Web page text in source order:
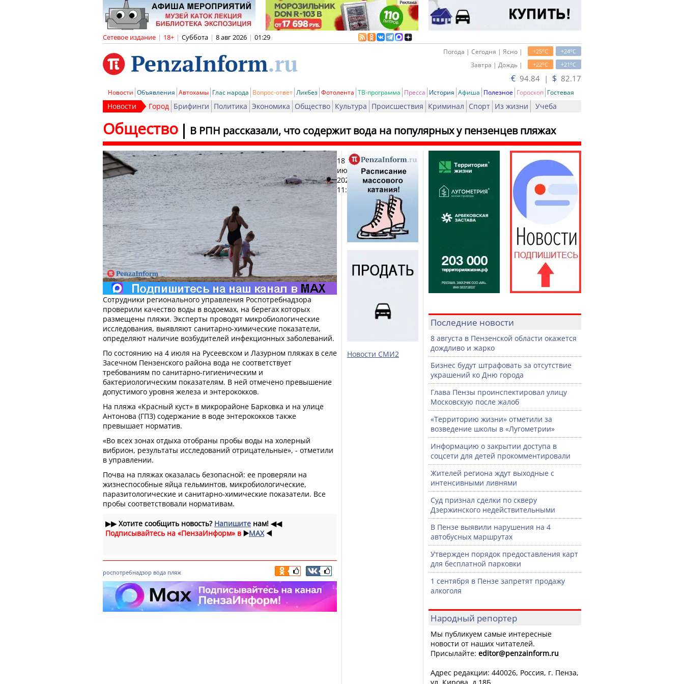
Сетевое издание | 18+ | Суббота | 8 авг 2026 | 01:29
+24oC
+25oC
Погода | Сегодня | Ясно |
+21oC
+22oC
Завтра | Дождь |
€ 94.84 | $ 82.17
Новости Объявления Автохамы Глас народа Вопрос-ответ Ликбез Фотолента ТВ-программа Пресса История Афиша Полезное Гороскоп Гостевая
Новости Город Брифинги Политика Экономика Общество Культура Происшествия Криминал Спорт Из жизни Учеба
В РПН рассказали, что содержит вода на популярных у пензенцев пляжах
Общество
18
июля
2024,
11:29
Печать
Сотрудники регионального управления Роспотребнадзора
проверили качество воды в водоемах, на берегах которых
размещены пляжи. Эксперты проводят микробиологические
исследования, выявляют санитарно-химические показатели,
определяют наличие возбудителей инфекционных заболеваний.
По состоянию на 4 июля на Русеевском и Лазурном пляжах в селе
Засечном Пензенского района вода не соответствует
требованиям по санитарно-гигиеническим и
бактериологическим показателям. В ней отмечено превышение
допустимого уровня железа и энтерококков.
На пляжа «Красный куст» в микрорайоне Барковка и на улице
Антонова (ГПЗ) содержание в воде энтерококков также
превышает норматив.
«Во всех зонах отдыха отобраны пробы воды на холерный
вибрион, результаты исследований отрицательные», - отметили
в управлении.
Почва на пляжах оказалась безопасной: ее проверяли на
жизнеспособные яйца гельминтов, микробиологические,
паразитологические и санитарно-химические показатели. Все
пробы соответствовали нормативам.
▶▶Хотите сообщить новость? Напишите нам! ◀◀
Подписывайтесь на «ПензаИнформ» в ▶️MAX ◀️
роспотребнадзор вода пляж
Новости СМИ2
Последние новости
8 августа в Пензенской области окажется
дождливо и жарко
Бизнес будут штрафовать за отсутствие
украшений ко Дню города
Глава Пензы проинспектировал улицу
Московскую после жалоб
«Территорию жизни» отметили за
возведение школы в «Лугометрии»
Информацию о закрытии доступа в
соцсети для детей прокомментировали
Жителей региона ждут выходные с
интенсивными ливнями
Суд признал сделки по скверу
Дзержинского недействительными
В Пензе выявили нарушения на 4
автобусных маршрутах
Утвержден порядок предоставления карт
для бесплатной парковки
1 сентября в Пензе запретят продажу
алкоголя
Народный репортер
Мы публикуем самые интересные
новости от наших читателей.
Присылайте: editor@penzainform.ru
Адрес редакции: 440026, Россия, г. Пенза,